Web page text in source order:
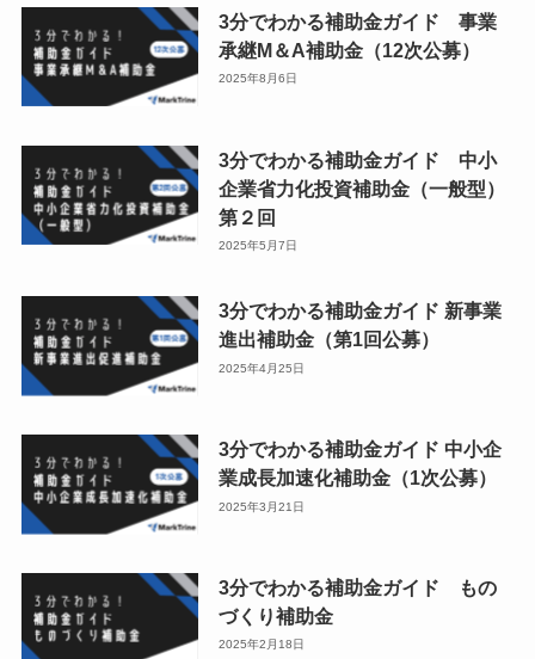
3分でわかる補助金ガイド 事業
承継M＆A補助金（12次公募）
2025年8月6日
3分でわかる補助金ガイド 中小
企業省力化投資補助金（一般型）
第２回
2025年5月7日
3分でわかる補助金ガイド 新事業
進出補助金（第1回公募）
2025年4月25日
3分でわかる補助金ガイド 中小企
業成長加速化補助金（1次公募）
2025年3月21日
3分でわかる補助金ガイド もの
づくり補助金
2025年2月18日